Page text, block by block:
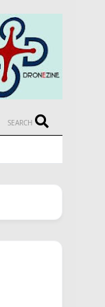
SEARCH